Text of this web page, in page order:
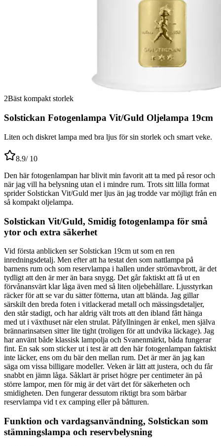
2Bäst kompakt storlek
Solstickan Fotogenlampa Vit/Guld Oljelampa 19cm
Liten och diskret lampa med bra ljus för sin storlek och smart veke.
8.9/ 10
Den här fotogenlampan har blivit min favorit att ta med på resor och
när jag vill ha belysning utan el i mindre rum. Trots sitt lilla format
sprider Solstickan Vit/Guld mer ljus än jag trodde var möjligt från en
så kompakt oljelampa.
Solstickan Vit/Guld, Smidig fotogenlampa för små
ytor och extra säkerhet
Vid första anblicken ser Solstickan 19cm ut som en ren
inredningsdetalj. Men efter att ha testat den som nattlampa på
barnens rum och som reservlampa i hallen under strömavbrott, är det
tydligt att den är mer än bara snygg. Det går faktiskt att få ut en
förvånansvärt klar låga även med så liten oljebehållare. Ljusstyrkan
räcker för att se var du sätter fötterna, utan att blända. Jag gillar
särskilt den breda foten i vitlackerad metall och mässingsdetaljer,
den står stadigt, och har aldrig vält trots att den ibland fått hänga
med ut i växthuset när elen strulat. Påfyllningen är enkel, men själva
brännarinsatsen sitter lite tight (troligen för att undvika läckage). Jag
har använt både klassisk lampolja och Svanenmärkt, båda fungerar
fint. En sak som sticker ut i test är att den här fotogenlampan faktiskt
inte läcker, ens om du bär den mellan rum. Det är mer än jag kan
säga om vissa billigare modeller. Veken är lätt att justera, och du får
snabbt en jämn låga. Såklart är priset högre per centimeter än på
större lampor, men för mig är det värt det för säkerheten och
smidigheten. Den fungerar dessutom riktigt bra som bärbar
reservlampa vid t ex camping eller på båtturen.
Funktion och vardagsanvändning, Solstickan som
stämningslampa och reservbelysning